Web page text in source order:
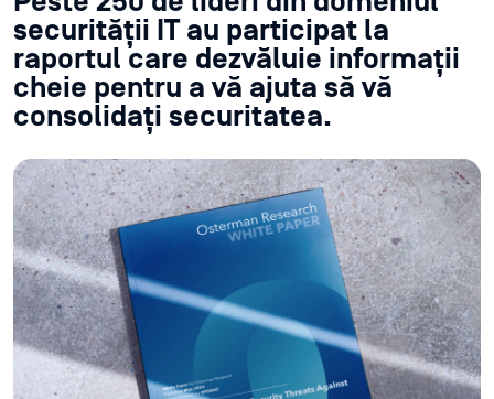
securității IT au participat la
raportul care dezvăluie informații
cheie pentru a vă ajuta să vă
consolidați securitatea.